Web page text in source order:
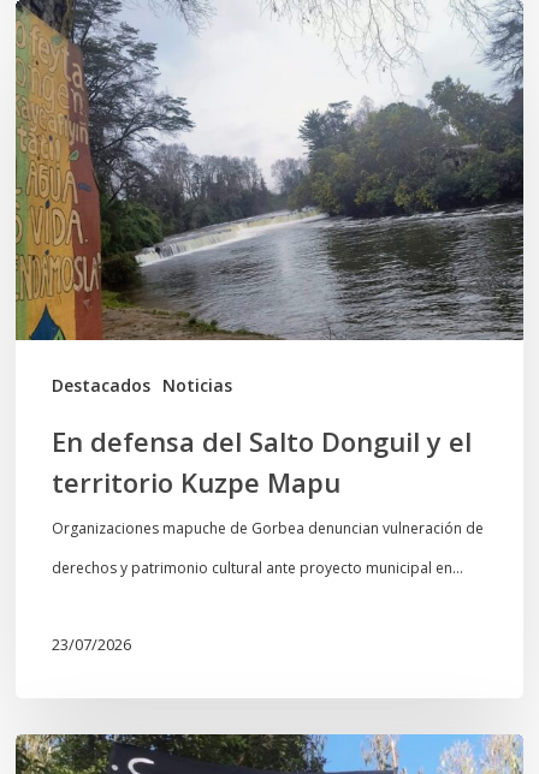
Destacados Noticias
En
defensa
del
Salto
Donguil
y
el
territorio
Kuzpe
Mapu
En defensa del Salto Donguil y el
territorio Kuzpe Mapu
Organizaciones mapuche de Gorbea denuncian vulneración de
derechos y patrimonio cultural ante proyecto municipal en…
23/07/2026
Newen